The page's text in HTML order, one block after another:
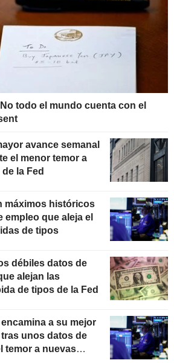
todo el mundo cuenta con el
avance semanal
el menor temor a
la Fed
máximos históricos
que aleja el
de tipos
débiles datos de
alejan las
de tipos de la Fed
a su mejor
unos datos de
temor a nuevas